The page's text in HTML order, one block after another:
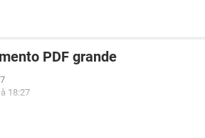
PDF grande
18:27